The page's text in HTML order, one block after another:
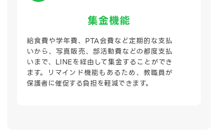
集金機能
給食費や学年費、PTA会費など定期的な支払
いから、写真販売、部活動費などの都度支払
いまで、LINEを経由して集金することができ
ます。リマインド機能もあるため、教職員が
保護者に催促する負担を軽減できます。